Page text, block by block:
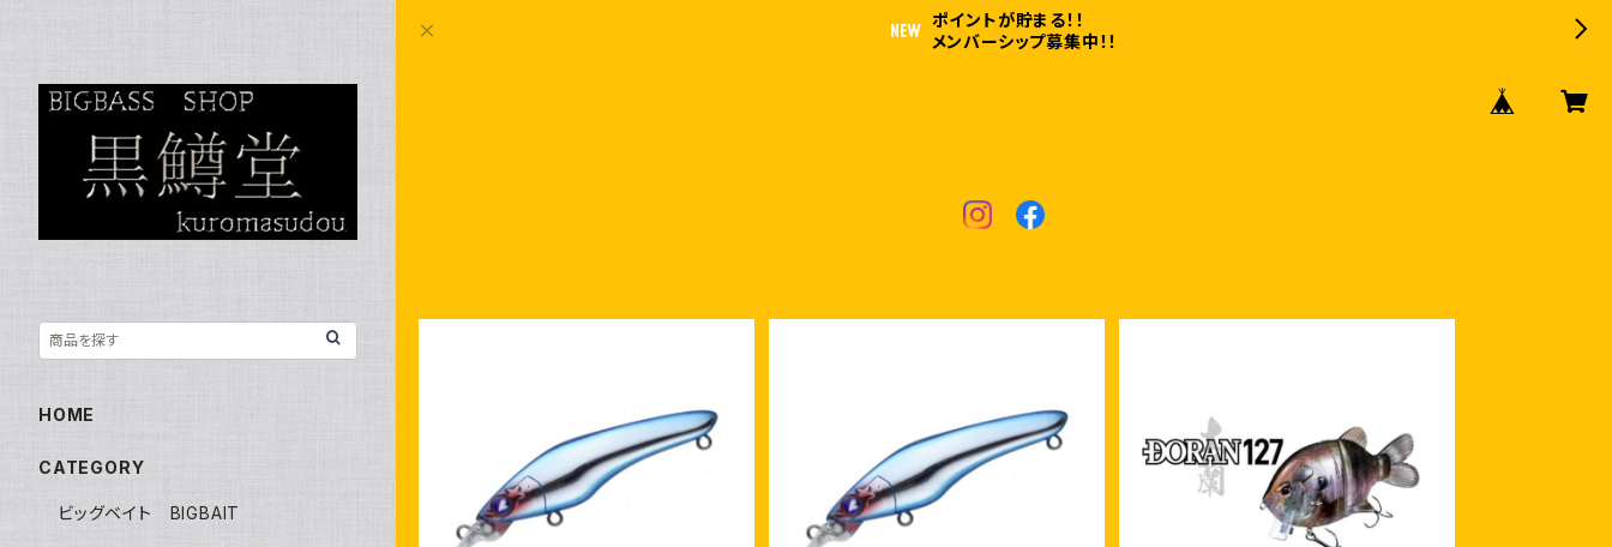
ポイントが貯まる！！
メンバーシップ募集中！！
ブルーブルー クミホン70S
¥1,848
ブルーブルー クミホンディープ75S
¥1,958
OSP DORAN127F （オーエスピー
ドラン 127F
¥3,960
HOME
CATEGORY
ビッグベイト BIGBAIT